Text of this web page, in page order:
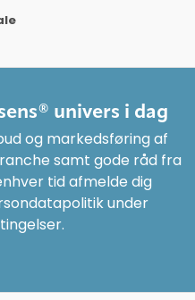
univers i dag
og markedsføring af
samt gode råd fra
tid afmelde dig
under